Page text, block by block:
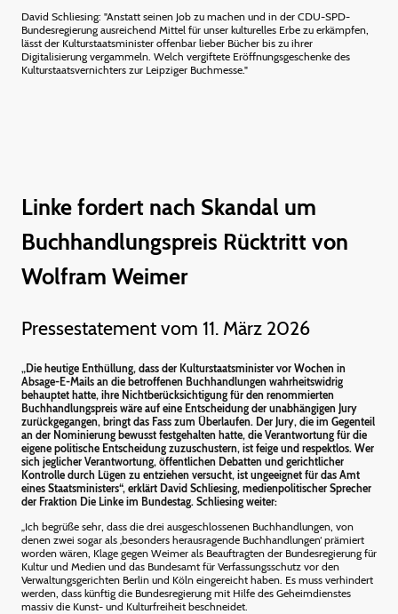
David Schliesing: "Anstatt seinen Job zu machen und in der CDU-SPD-
Bundesregierung ausreichend Mittel für unser kulturelles Erbe zu erkämpfen,
lässt der Kulturstaatsminister offenbar lieber Bücher bis zu ihrer
Digitalisierung vergammeln. Welch vergiftete Eröffnungsgeschenke des
Kulturstaatsvernichters zur Leipziger Buchmesse."
Linke fordert nach Skandal um
Buchhandlungspreis Rücktritt von
Wolfram Weimer
Pressestatement vom 11. März 2026
„Die heutige Enthüllung, dass der Kulturstaatsminister vor Wochen in
Absage-E-Mails an die betroffenen Buchhandlungen wahrheitswidrig
behauptet hatte, ihre Nichtberücksichtigung für den renommierten
Buchhandlungspreis wäre auf eine Entscheidung der unabhängigen Jury
zurückgegangen, bringt das Fass zum Überlaufen. Der Jury, die im Gegenteil
an der Nominierung bewusst festgehalten hatte, die Verantwortung für die
eigene politische Entscheidung zuzuschustern, ist feige und respektlos. Wer
sich jeglicher Verantwortung, öffentlichen Debatten und gerichtlicher
Kontrolle durch Lügen zu entziehen versucht, ist ungeeignet für das Amt
eines Staatsministers“, erklärt David Schliesing, medienpolitischer Sprecher
der Fraktion Die Linke im Bundestag. Schliesing weiter:
„Ich begrüße sehr, dass die drei ausgeschlossenen Buchhandlungen, von
denen zwei sogar als ‚besonders herausragende Buchhandlungen‘ prämiert
worden wären, Klage gegen Weimer als Beauftragten der Bundesregierung für
Kultur und Medien und das Bundesamt für Verfassungsschutz vor den
Verwaltungsgerichten Berlin und Köln eingereicht haben. Es muss verhindert
werden, dass künftig die Bundesregierung mit Hilfe des Geheimdienstes
massiv die Kunst- und Kulturfreiheit beschneidet.